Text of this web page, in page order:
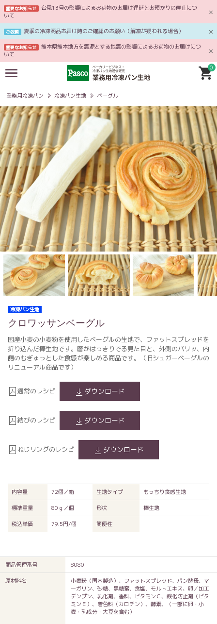
重要なお知らせ
台風13号の影響によるお荷物のお届け遅延とお預かりの停止につ
いて
ご依頼 夏季の冷凍商品お届け時のご確認のお願い（解凍が疑われる場合）
重要なお知らせ
熊本県熊本地方を震源とする地震の影響によるお荷物のお届けにつ
いて
0
業務用冷凍パン 冷凍パン生地 ベーグル
冷凍パン生地
クロワッサンベーグル
国産小麦の小麦粉を使用したベーグルの生地で、ファットスプレッドを
折り込んだ棒生地です。層がはっきりでる見た目と、外側のパリッ、内
側のむぎゅっとした食感が楽しめる商品です。（旧シュガーベーグルの
リニューアル商品です）
通常のレシピ ダウンロード
結びのレシピ ダウンロード
ねじリングのレシピ ダウンロード
内容量 72個／箱 生地タイプ もっちり食感生地
標準重量 80ｇ／個 形状 棒生地
税込単価 79.5円/個 簡便性
商品管理番号 8080
原材料名
小麦粉（国内製造）、ファットスプレッド、パン酵母、マ
ーガリン、砂糖、黒糖蜜、食塩、モルトエキス、卵／加工
デンプン、乳化剤、香料、ビタミンＣ、酸化防止剤（ビタ
ミンＥ）、着色料（カロチン）、酵素、（一部に卵・小
麦・乳成分・大豆を含む）